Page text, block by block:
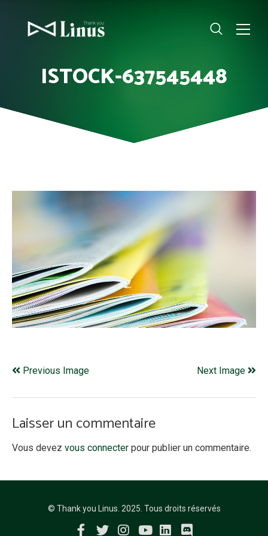
ISTOCK-637545448
Previous Image Next Image
Laisser un commentaire
Vous devez vous connecter pour publier un commentaire.
© Thank you Linus. 2025. Tous droits réservés